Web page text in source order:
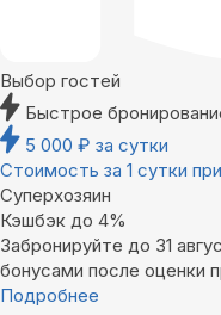
Выбор гостей
Быстрое
5 000 ₽ за сутки
Стоимость за 1 сутки
Суперхозяин
Кэшбэк до 4%
Забронируйте до 31
бонусами после оценки
Подробнее